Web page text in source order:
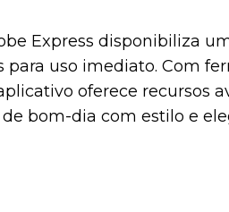
Express disponibiliza
para uso imediato. Com
oferece recursos
bom-dia com estilo e